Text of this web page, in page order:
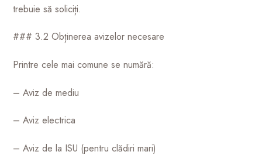
trebuie să soliciți.
### 3.2 Obținerea avizelor necesare
Printre cele mai comune se numără:
– Aviz de mediu
– Aviz electrica
– Aviz de la ISU (pentru clădiri mari)